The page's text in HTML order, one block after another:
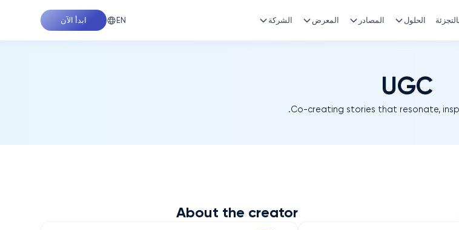
الحلول المصادر المعرض الشركة EN ابدأ الآن
UGC
Co-creating stories that resonate,
About the creator